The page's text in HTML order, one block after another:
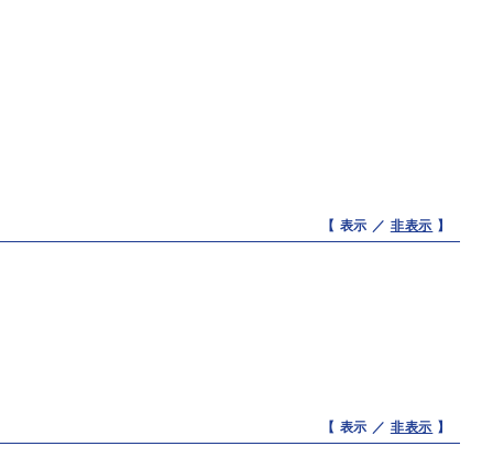
【 表示 ／ 非表示 】
【 表示 ／ 非表示 】